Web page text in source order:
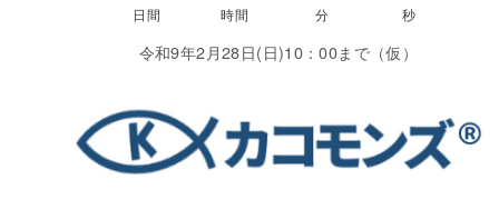
令和9年2月28日(日)10：00まで（仮）